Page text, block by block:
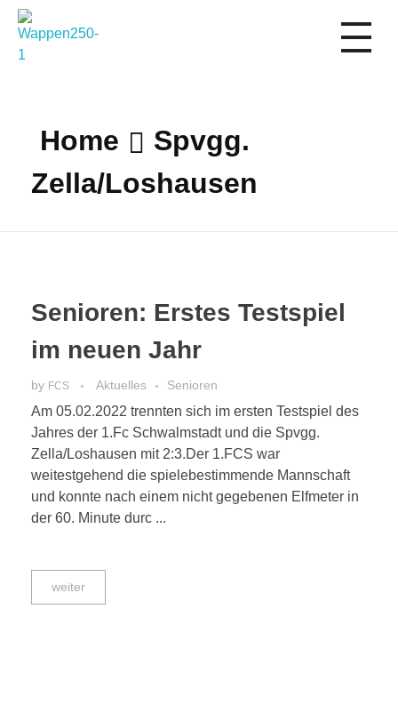
Home
Spvgg.
Zella/Loshausen
Senioren: Erstes Testspiel
im neuen Jahr
by FCS Aktuelles Senioren
Am 05.02.2022 trennten sich im ersten Testspiel des
Jahres der 1.Fc Schwalmstadt und die Spvgg.
Zella/Loshausen mit 2:3.Der 1.FCS war
weitestgehend die spielebestimmende Mannschaft
und konnte nach einem nicht gegebenen Elfmeter in
der 60. Minute durc ...
weiter